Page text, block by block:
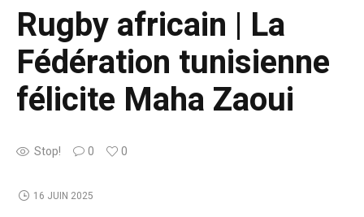
Rugby africain | La
Fédération tunisienne
félicite Maha Zaoui
Stop! 0 0
16 JUIN 2025